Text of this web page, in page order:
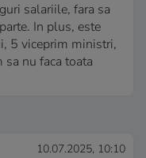
salariile, fara sa
In plus, este
5 viceprim ministri,
nu faca toata
10.07.2025, 10:10